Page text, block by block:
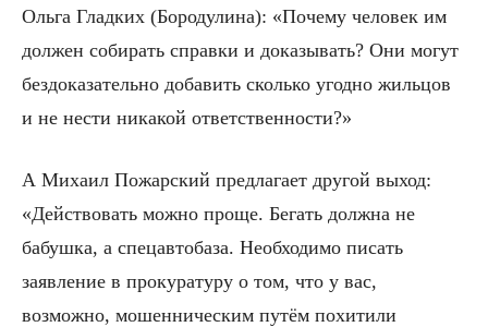
Ольга Гладких (Бородулина): «Почему человек им
должен собирать справки и доказывать? Они могут
бездоказательно добавить сколько угодно жильцов
и не нести никакой ответственности?»
А Михаил Пожарский предлагает другой выход:
«Действовать можно проще. Бегать должна не
бабушка, а спецавтобаза. Необходимо писать
заявление в прокуратуру о том, что у вас,
возможно, мошенническим путём похитили